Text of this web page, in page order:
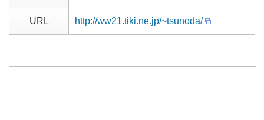
URL http://ww21.tiki.ne.jp/~tsunoda/